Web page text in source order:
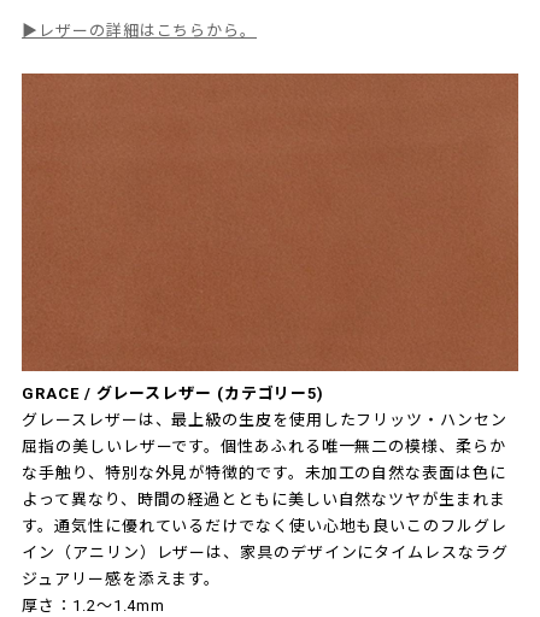
▶レザーの詳細はこちらから。
GRACE / グレースレザー (カテゴリー5)
グレースレザーは、最上級の生皮を使用したフリッツ・ハンセン
屈指の美しいレザーです。個性あふれる唯一無二の模様、柔らか
な手触り、特別な外見が特徴的です。未加工の自然な表面は色に
よって異なり、時間の経過とともに美しい自然なツヤが生まれま
す。通気性に優れているだけでなく使い心地も良いこのフルグレ
イン（アニリン）レザーは、家具のデザインにタイムレスなラグ
ジュアリー感を添えます。
厚さ：1.2～1.4mm